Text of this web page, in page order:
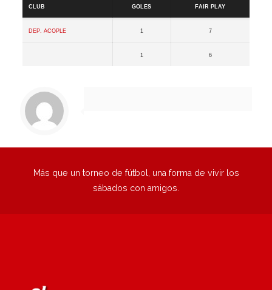
Club
Goles Fair Play
Dep. Acople 1 7
1 6
Más que un torneo de fútbol, una forma de vivir los
sábados con amigos.